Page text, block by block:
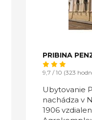
PRIBINA
9,7 / 10 (323
Ubytovanie
nachádza v
1906